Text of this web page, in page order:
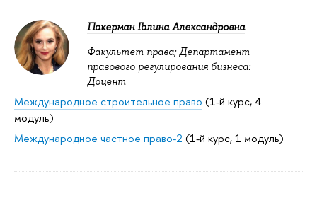
Пакерман Галина Александровна
Факультет права; Департамент
правового регулирования бизнеса:
Доцент
Международное строительное право (1-й курс, 4
модуль)
Международное частное право-2 (1-й курс, 1 модуль)